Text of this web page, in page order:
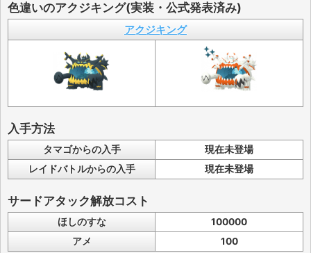
色違いのアクジキング(実装・公式発表済み)
アクジキング
入手方法
タマゴからの入手
現在未登場
レイドバトルからの入手
現在未登場
サードアタック解放コスト
ほしのすな
100000
アメ
100